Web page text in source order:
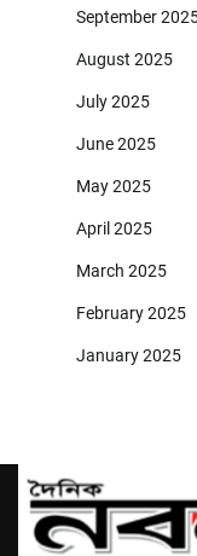
September
August 2025
July 2025
June 2025
May 2025
April 2025
March 2025
February 2025
January 2025